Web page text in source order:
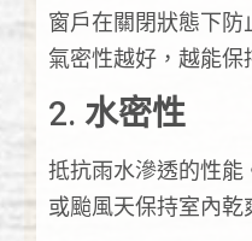
窗戶在關閉狀態下防
氣密性越好，越能保
2. 水密性
抵抗雨水滲透的性能
或颱風天保持室內乾